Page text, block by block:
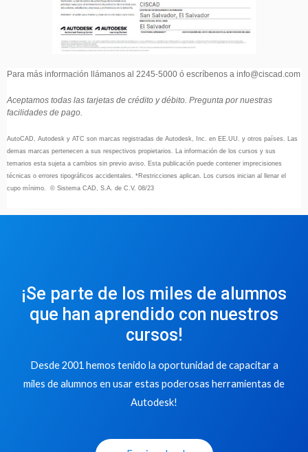
Para más información llámanos al 2245-5000 ó escríbenos a info@ciscad.com
Aceptamos todas las tarjetas de crédito y débito. Pregunta por nuestras
facilidades de pago.
AutoCAD, Autodesk y ATC son marcas registradas de Autodesk, Inc. en EE.UU. y otros países. Las
demas marcas pertenecen a sus respectivos propietarios. La información de los cursos y sus
temarios esta sujeta a cambios sin previo aviso. Esta publicación puede contener imprecisiones
técnicas o errores tipográficos accidentales. *Restricciones aplican. Los cursos inician al llenar el
cupo mínimo. © Sistema CAD, S.A. de C.V. 08/23
¡Se parte de los miles de alumnos
que han aprendido con nuestros
cursos!
Desde 2001 hemos tenido la oportunidad de capacitar a
miles de alumnos en usar estas poderosas herramientas de
Autodesk!